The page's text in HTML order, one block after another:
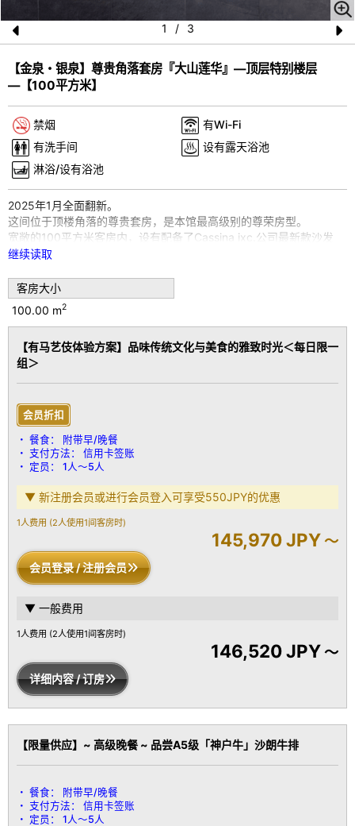
Pr
e
o
u
s
N
1 / 3
【金泉・银泉】尊贵角落套房『大山莲华』―顶层特别楼层
―【100平方米】
禁烟
有Wi-Fi
有洗手间
设有露天浴池
淋浴/设有浴池
2025年1月全面翻新。
这间位于顶楼角落的尊贵套房，是本馆最高级别的尊荣房型。
宽敞的100平方米客房内，设有配备了Cassina ixc.公司最新款沙发
“BRIDGE”的豪华客厅、
满雅致气息的日式房间。
浴室内分别引入了在有马温泉中也非常稀有的金泉与银泉，您可以在
泡完温泉后，您可以在室内露台放松身心，眼前是六甲山的壮丽景
色，脚下是有马温泉街的迷人风光。
金泉＆银泉两种半露天温泉浴池
生物乙醇壁炉
Sony 65英寸电视＆音响系统
配备迷你吧
免费Wi-Fi
带加湿功能的空气净化器
洗护用品为意大利知名品牌Ferragamo
吹风机为最新型号 Repronizer 107D Plus
浴袍为土耳其品牌 HAMAM
Simmons品牌双床
客房设备：
带温水洗净功能的马桶
冷暖空调
冰箱
※ 为了让您享受宁静惬意的环境，本馆谢绝12岁以下的儿童入住，敬
请理解。
继续读取
客房大小
100.00 m2
【有马艺伎体验方案】品味传统文化与美食的雅致时光＜每日限一
组＞
会员折扣
餐食：
附带早/晚餐
支付方法：
信用卡签账
定员：
1人～5人
▼ 新注册会员或进行会员登入可享受550JPY的优惠
1人费用 (2人使用1间客房时)
145,970 JPY～
会员登录 / 注册会员
▼ 一般费用
1人费用 (2人使用1间客房时)
146,520 JPY～
详细内容 / 订房
【限量供应】~ 高级晚餐 ~ 品尝A5级「神户牛」沙朗牛排
餐食：
附带早/晚餐
支付方法：
信用卡签账
定员：
1人～5人